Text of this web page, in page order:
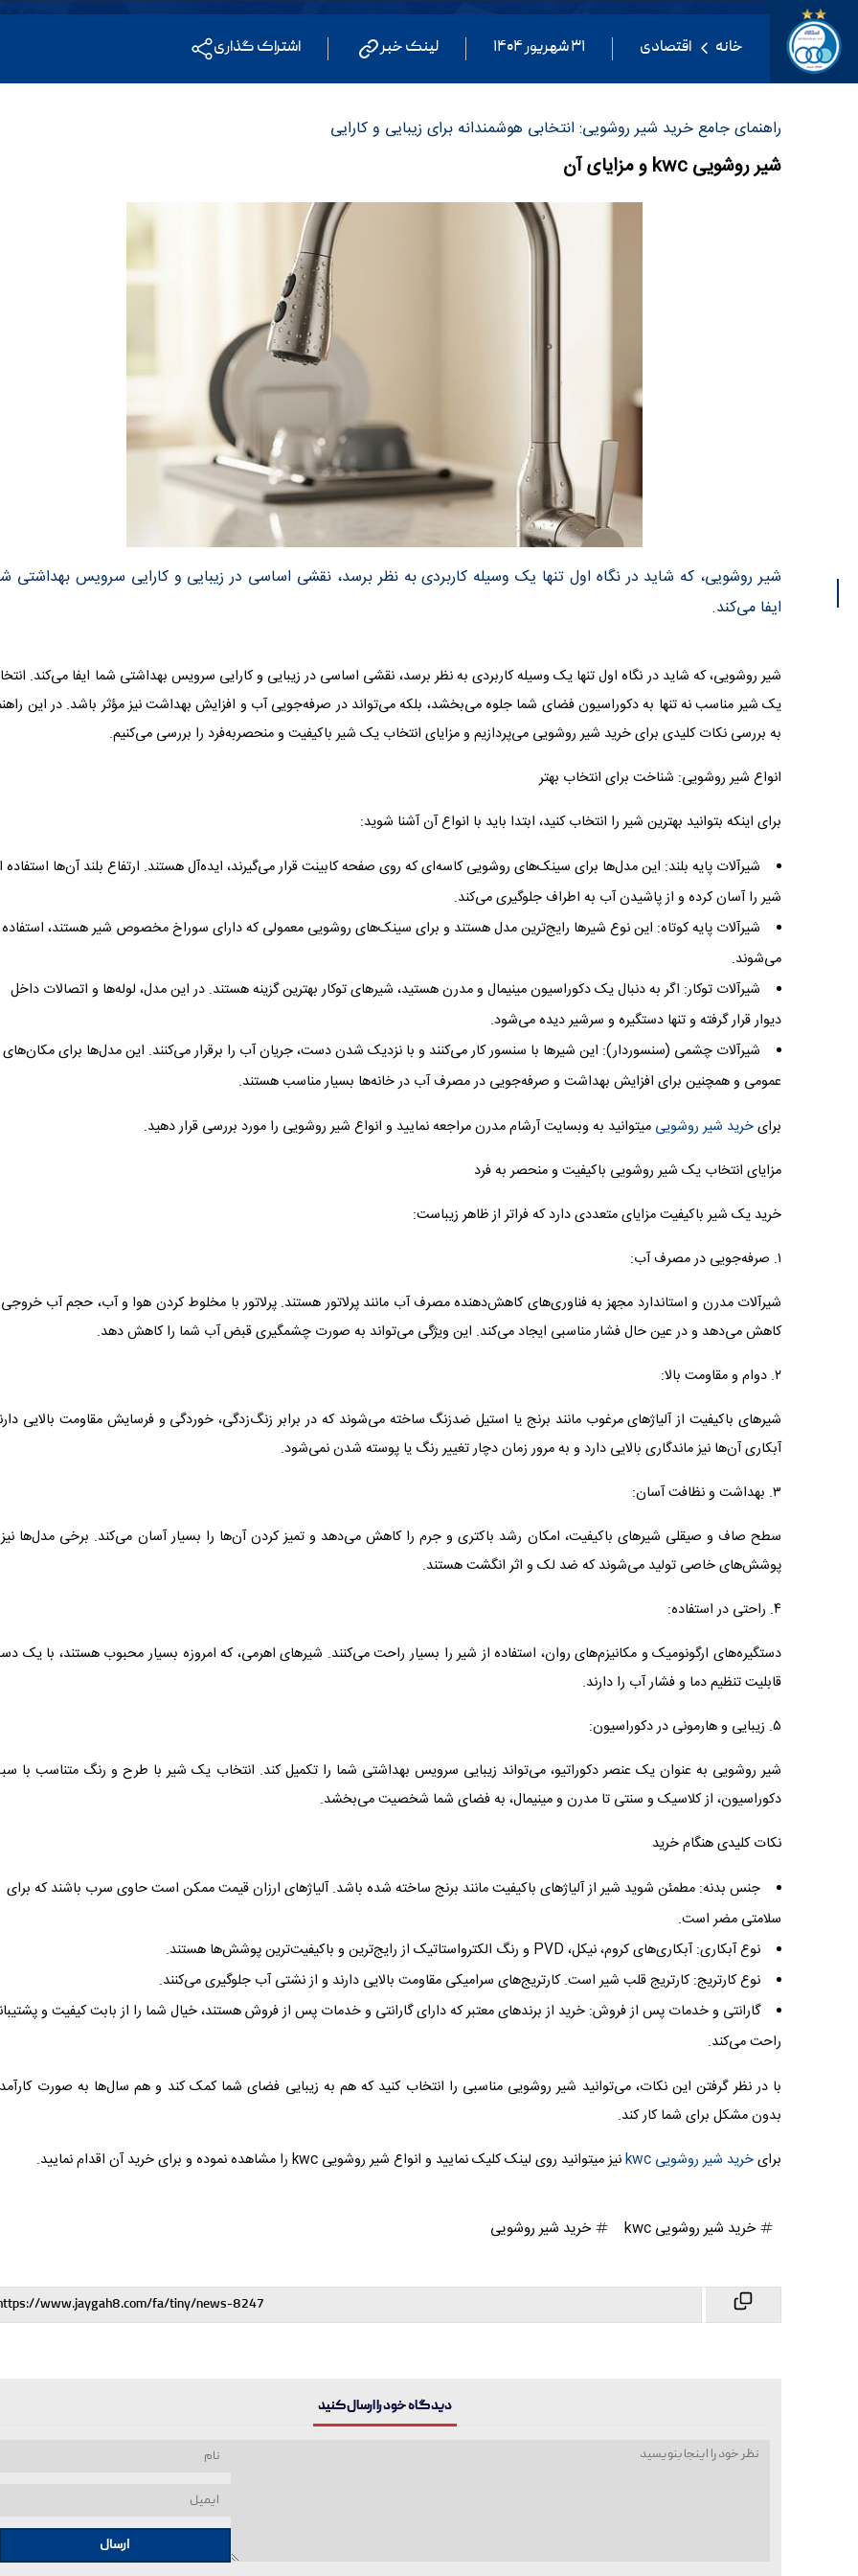
خانه اقتصادی ۳۱ شهریور ۱۴۰۴ لینک خبر اشتراک گذاری
راهنمای جامع خرید شیر روشویی: انتخابی هوشمندانه برای زیبایی و کارایی
شیر روشویی kwc و مزایای آن
شیر روشویی، که شاید در نگاه اول تنها یک وسیله کاربردی به نظر برسد، نقشی اساسی در زیبایی و کارایی سرویس بهداشتی
ایفا می‌کند.
شیر روشویی، که شاید در نگاه اول تنها یک وسیله کاربردی به نظر برسد، نقشی اساسی در زیبایی و کارایی سرویس بهداشتی شما ایفا می‌کند.
یک شیر مناسب نه تنها به دکوراسیون فضای شما جلوه می‌بخشد، بلکه می‌تواند در صرفه‌جویی آب و افزایش بهداشت نیز مؤثر باشد. در این
به بررسی نکات کلیدی برای خرید شیر روشویی می‌پردازیم و مزایای انتخاب یک شیر باکیفیت و منحصربه‌فرد را بررسی می‌کنیم.
انواع شیر روشویی: شناخت برای انتخاب بهتر
برای اینکه بتوانید بهترین شیر را انتخاب کنید، ابتدا باید با انواع آن آشنا شوید:
شیرآلات پایه بلند: این مدل‌ها برای سینک‌های روشویی کاسه‌ای که روی صفحه کابینت قرار می‌گیرند، ایده‌آل هستند. ارتفاع بلند آن‌ها استفاده
شیر را آسان کرده و از پاشیدن آب به اطراف جلوگیری می‌کند.
شیرآلات پایه کوتاه: این نوع شیرها رایج‌ترین مدل هستند و برای سینک‌های روشویی معمولی که دارای سوراخ مخصوص شیر هستند، استفاده
می‌شوند.
شیرآلات توکار: اگر به دنبال یک دکوراسیون مینیمال و مدرن هستید، شیرهای توکار بهترین گزینه هستند. در این مدل، لوله‌ها و اتصالات داخل
دیوار قرار گرفته و تنها دستگیره و سرشیر دیده می‌شود.
شیرآلات چشمی (سنسوردار): این شیرها با سنسور کار می‌کنند و با نزدیک شدن دست، جریان آب را برقرار می‌کنند. این مدل‌ها برای مکان‌های
عمومی و همچنین برای افزایش بهداشت و صرفه‌جویی در مصرف آب در خانه‌ها بسیار مناسب هستند.
برایخرید شیر روشویی میتوانید به وبسایت آرشام مدرن مراجعه نمایید و انواع شیر روشویی را مورد بررسی قرار دهید.
مزایای انتخاب یک شیر روشویی باکیفیت و منحصر به فرد
خرید یک شیر باکیفیت مزایای متعددی دارد که فراتر از ظاهر زیباست:
۱. صرفه‌جویی در مصرف آب:
شیرآلات مدرن و استاندارد مجهز به فناوری‌های کاهش‌دهنده مصرف آب مانند پرلاتور هستند. پرلاتور با مخلوط کردن هوا و آب، حجم آب خروجی
کاهش می‌دهد و در عین حال فشار مناسبی ایجاد می‌کند. این ویژگی می‌تواند به صورت چشمگیری قبض آب شما را کاهش دهد.
۲. دوام و مقاومت بالا:
شیرهای باکیفیت از آلیاژهای مرغوب مانند برنج یا استیل ضدزنگ ساخته می‌شوند که در برابر زنگ‌زدگی، خوردگی و فرسایش مقاومت بالایی
آبکاری آن‌ها نیز ماندگاری بالایی دارد و به مرور زمان دچار تغییر رنگ یا پوسته شدن نمی‌شود.
۳. بهداشت و نظافت آسان:
سطح صاف و صیقلی شیرهای باکیفیت، امکان رشد باکتری و جرم را کاهش می‌دهد و تمیز کردن آن‌ها را بسیار آسان می‌کند. برخی مدل‌ها نیز
پوشش‌های خاصی تولید می‌شوند که ضد لک و اثر انگشت هستند.
۴. راحتی در استفاده:
دستگیره‌های ارگونومیک و مکانیزم‌های روان، استفاده از شیر را بسیار راحت می‌کنند. شیرهای اهرمی، که امروزه بسیار محبوب هستند، با یک
قابلیت تنظیم دما و فشار آب را دارند.
۵. زیبایی و هارمونی در دکوراسیون:
شیر روشویی به عنوان یک عنصر دکوراتیو، می‌تواند زیبایی سرویس بهداشتی شما را تکمیل کند. انتخاب یک شیر با طرح و رنگ متناسب با
دکوراسیون، از کلاسیک و سنتی تا مدرن و مینیمال، به فضای شما شخصیت می‌بخشد.
نکات کلیدی هنگام خرید
جنس بدنه: مطمئن شوید شیر از آلیاژهای باکیفیت مانند برنج ساخته شده باشد. آلیاژهای ارزان قیمت ممکن است حاوی سرب باشند که برای
سلامتی مضر است.
نوع آبکاری: آبکاری‌های کروم، نیکل، PVD و رنگ الکترواستاتیک از رایج‌ترین و باکیفیت‌ترین پوشش‌ها هستند.
نوع کارتریج: کارتریج قلب شیر است. کارتریج‌های سرامیکی مقاومت بالایی دارند و از نشتی آب جلوگیری می‌کنند.
گارانتی و خدمات پس از فروش: خرید از برندهای معتبر که دارای گارانتی و خدمات پس از فروش هستند، خیال شما را از بابت کیفیت و
راحت می‌کند.
با در نظر گرفتن این نکات، می‌توانید شیر روشویی مناسبی را انتخاب کنید که هم به زیبایی فضای شما کمک کند و هم سال‌ها به صورت
بدون مشکل برای شما کار کند.
برایخرید شیر روشویی kwc نیز میتوانید روی لینک کلیک نمایید و انواع شیر روشویی kwc را مشاهده نموده و برای خرید آن اقدام نمایید.
خرید شیر روشویی kwc خرید شیر روشویی
دیدگاه خود را ارسال کنید
ارسال